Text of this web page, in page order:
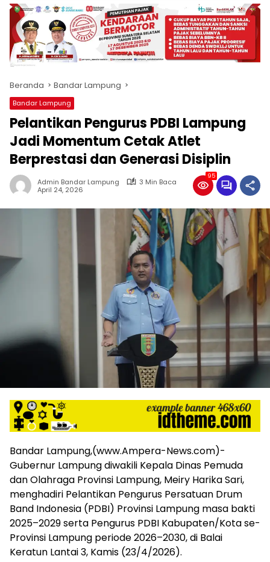
produk
antara
lain
mampu
menjadi
komunikasi
usaha
(beriklan),
fokus
pada
nasional
maupun
international,
kisaran
lebih
murah
media
siber
lainnya,
desain
dan
media
siber
lebih
eksklusif,
bergaya
trendi,
mengandung
unsur
Beranda Bandar Lampung
Bandar Lampung
Pelantikan Pengurus PDBI Lampung
Jadi Momentum Cetak Atlet
Berprestasi dan Generasi Disiplin
Admin Bandar Lampung
3 Min Baca
April 24, 2026
95
Bandar Lampung,(www.Ampera-News.com)-
Gubernur Lampung diwakili Kepala Dinas Pemuda
dan Olahraga Provinsi Lampung, Meiry Harika Sari,
menghadiri Pelantikan Pengurus Persatuan Drum
Band Indonesia (PDBI) Provinsi Lampung masa bakti
2025–2029 serta Pengurus PDBI Kabupaten/Kota se-
Provinsi Lampung periode 2026–2030, di Balai
Keratun Lantai 3, Kamis (23/4/2026).